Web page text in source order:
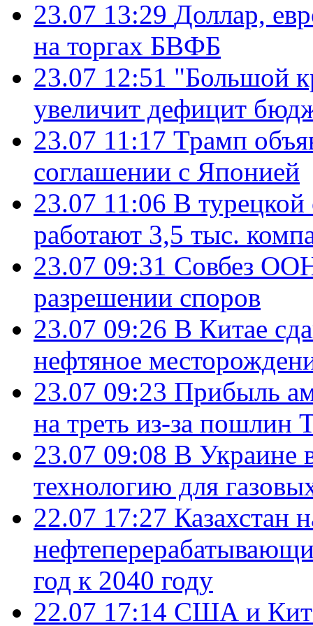
23.07 13:29 Доллар,
на торгах БВФБ
23.07 12:51 "Большой
увеличит дефицит
23.07 11:17 Трамп
соглашении с Японией
23.07 11:06 В
работают 3,5 тыс.
23.07 09:31 Совбез
разрешении споров
23.07 09:26 В Китае
нефтяное
23.07 09:23 Прибыль
на треть из-за пошлин
23.07 09:08 В Украине
технологию для
22.07 17:27 Казахстан
год к 2040 году
22.07 17:14 США и